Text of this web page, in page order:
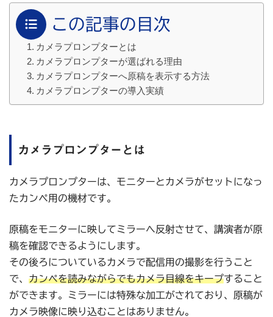
この記事の目次
カメラプロンプターとは
カメラプロンプターが選ばれる理由
カメラプロンプターへ原稿を表示する方法
カメラプロンプターの導入実績
カメラプロンプターとは
カメラプロンプターは、モニターとカメラがセットになっ
たカンペ用の機材です。
原稿をモニターに映してミラーへ反射させて、講演者が原
稿を確認できるようにします。
その後ろについているカメラで配信用の撮影を行うこと
で、 カンペを読みながらでもカメラ目線をキープすること
ができます。ミラーには特殊な加工がされており、原稿が
カメラ映像に映り込むことはありません。